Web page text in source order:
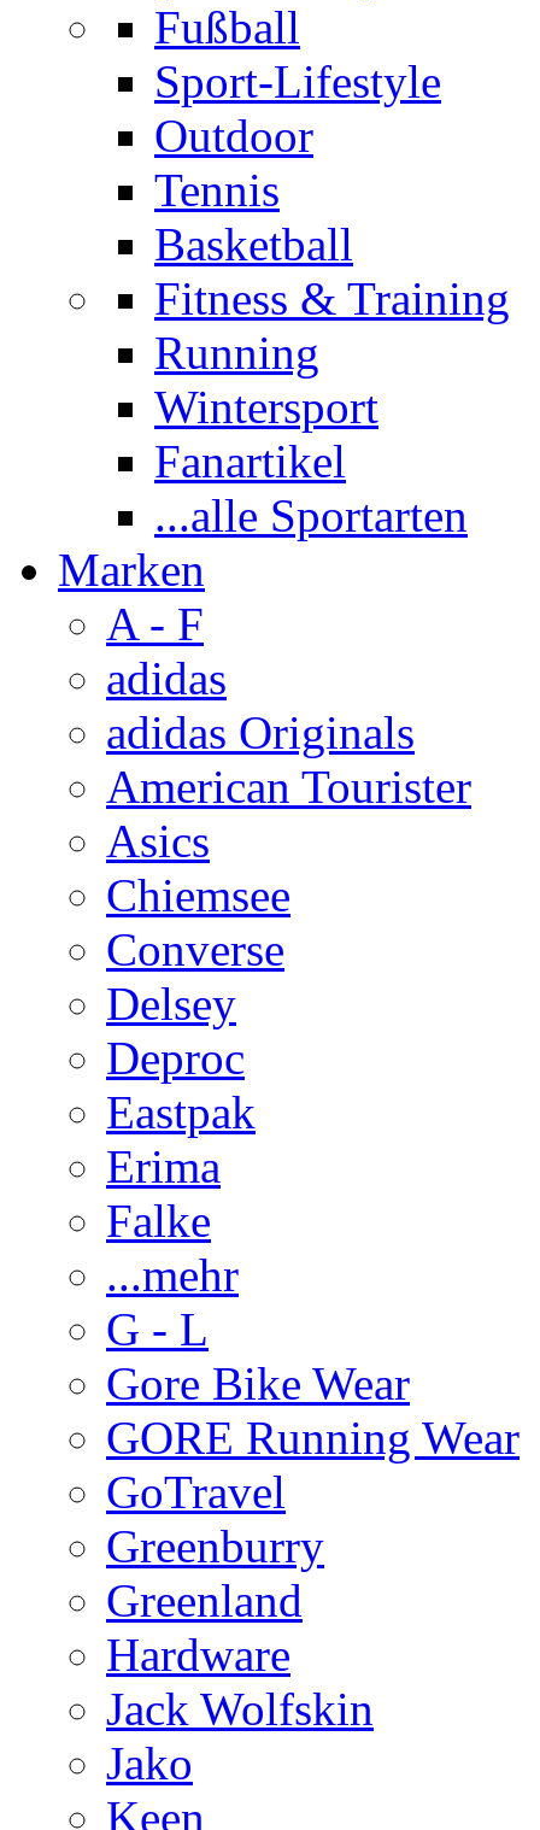
Fußball
Sport-Lifestyle
Outdoor
Tennis
Basketball
Fitness & Training
Running
Wintersport
Fanartikel
...alle Sportarten
Marken
A - F
adidas
adidas Originals
American Tourister
Asics
Chiemsee
Converse
Delsey
Deproc
Eastpak
Erima
Falke
...mehr
G - L
Gore Bike Wear
GORE Running Wear
GoTravel
Greenburry
Greenland
Hardware
Jack Wolfskin
Jako
Keen